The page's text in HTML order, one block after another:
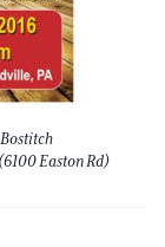
Easton Rd)